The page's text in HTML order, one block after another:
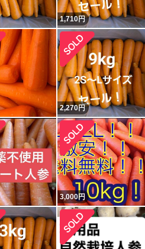
1,710円
2,270円
3,000円